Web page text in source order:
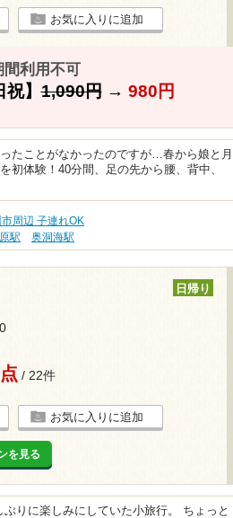
お気に入りに追加
利用不可
】1,090円→ 980円
たことがなかったのですが…春から娘と月
初体験！40分間、足の先から腰、背中、
周辺 子連れOK
駅 奥洞海駅
日帰り
/ 22件
お気に入りに追加
を見る
りに楽しみにしていた小旅行。 ちょっと